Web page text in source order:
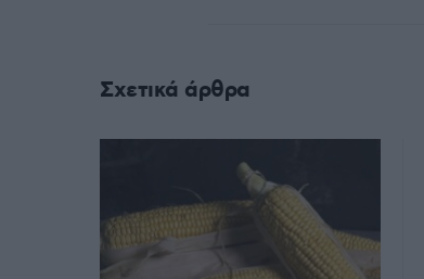
Σχετικά άρθρα